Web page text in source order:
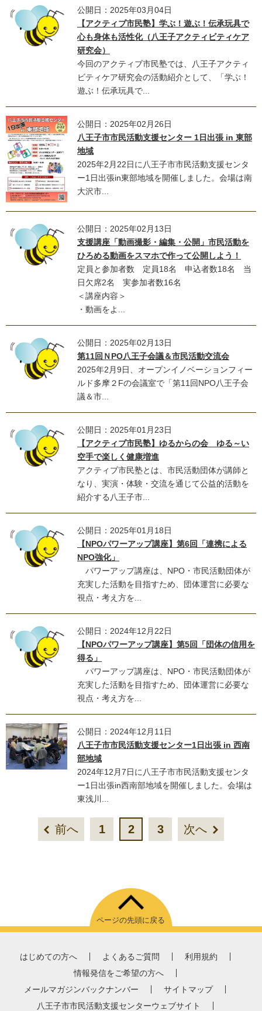
公開日：2025年03月04日
【アクティブ市民塾】学ぶ！遊ぶ！伝承玩具で
心も身体も活性化（八王子アクティビティケア
研究会）
今回のアクティブ市民塾では、八王子アクティ
ビティケア研究会の活動紹介として、「学ぶ！
遊ぶ！伝承玩具で...
公開日：2025年02月26日
八王子市市民活動支援センター 1日出張 in 東部
地域
2025年2月22日に八王子市市民活動支援センタ
ー1日出張in東部地域を開催しました。会場は南
大沢市...
公開日：2025年02月13日
支援講座「動画撮影・編集・公開」市民活動を
ひろめる動画をスマホで作って公開しよう！
定員と参加者数 定員18名 申込者数18名 当
日欠席2名 実参加者数16名
＜講座内容＞
・動画をよ...
公開日：2025年02月13日
第11回ＮPO八王子会議＆市民活動交流会
2025年2月9日、オープンイノベーションフィー
ルド多摩２Fの会議室で「第11回NPO八王子会
議＆市...
公開日：2025年01月23日
【アクティブ市民塾】ゆるからの会 ゆる～い
空手で楽しく健康増進
アクティブ市民塾とは、市民活動団体が講師と
なり、実演・体験・交流を通じて公益的活動を
紹介する八王子市...
公開日：2025年01月18日
【NPOパワーアップ講座】第6回「連携による
NPO強化」
パワーアップ講座は、NPO・市民活動団体が
充実した活動を目指すため、団体運営に必要な
視点・考え方を...
公開日：2024年12月22日
【NPOパワーアップ講座】第5回「団体の信用を
得る」
パワーアップ講座は、NPO・市民活動団体が
充実した活動を目指すため、団体運営に必要な
視点・考え方を...
公開日：2024年12月11日
八王子市市民活動支援センター1日出張 in 西南
部地域
2024年12月7日に八王子市市民活動支援センタ
ー1日出張in西南部地域を開催しました。会場は
東浅川...
前へ 1 2 3 次へ
ページの先頭に戻る
はじめての方へ よくあるご質問
利用規約
情報発信をご希望の方へ
メールマガジンバックナンバー
サイトマップ
八王子市市民活動支援センターウェブサイト